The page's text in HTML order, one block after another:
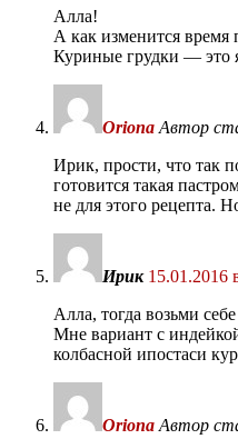
Алла!
А как изменится время
Куриные грудки — это
Oriona Автор
Ирик, прости, что так
готовится такая
не для этого рецепта.
Ирик 15.01.2016
Алла, тогда возьми
Мне вариант с
колбасной ипостаси
Oriona Автор